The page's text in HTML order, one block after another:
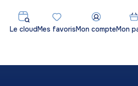
Le cloudMes favorisMon compteMon